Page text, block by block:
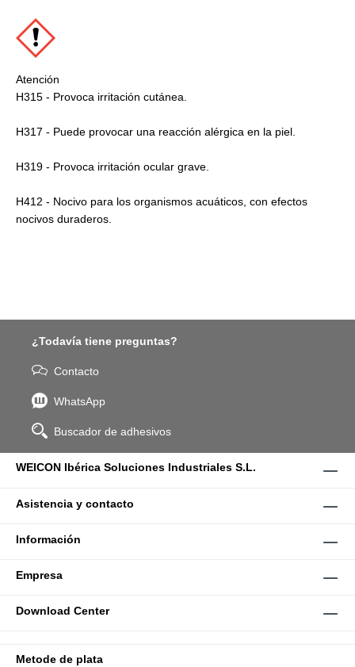
Atención
H315 - Provoca irritación cutánea.
H317 - Puede provocar una reacción alérgica en la piel.
H319 - Provoca irritación ocular grave.
H412 - Nocivo para los organismos acuáticos, con efectos
nocivos duraderos.
¿Todavía tiene preguntas?
Contacto
WhatsApp
Buscador de adhesivos
WEICON Ibérica Soluciones Industriales S.L.
Asistencia y contacto
Información
Empresa
Download Center
Metode de plata